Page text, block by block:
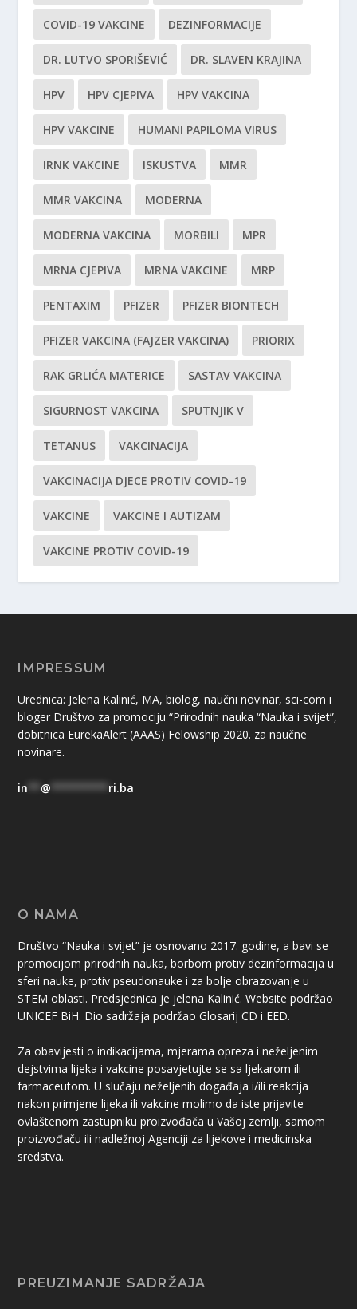
COVID-19 VAKCINE DEZINFORMACIJE
DR. LUTVO SPORIŠEVIĆ DR. SLAVEN KRAJINA
HPV HPV CJEPIVA HPV VAKCINA
HPV VAKCINE HUMANI PAPILOMA VIRUS
IRNK VAKCINE ISKUSTVA MMR
MMR VAKCINA MODERNA
MODERNA VAKCINA MORBILI MPR
MRNA CJEPIVA MRNA VAKCINE MRP
PENTAXIM PFIZER PFIZER BIONTECH
PFIZER VAKCINA (FAJZER VAKCINA) PRIORIX
RAK GRLIĆA MATERICE SASTAV VAKCINA
SIGURNOST VAKCINA SPUTNJIK V
TETANUS VAKCINACIJA
VAKCINACIJA DJECE PROTIV COVID-19
VAKCINE VAKCINE I AUTIZAM
VAKCINE PROTIV COVID-19
IMPRESSUM
Urednica: Jelena Kalinić, MA, biolog, naučni novinar, sci-com i
bloger Društvo za promociju “Prirodnih nauka “Nauka i svijet”,
dobitnica EurekaAlert (AAAS) Felowship 2020. za naučne
novinare.
in @ ri.ba
O NAMA
Društvo “Nauka i svijet” je osnovano 2017. godine, a bavi se
promocijom prirodnih nauka, borbom protiv dezinformacija u
sferi nauke, protiv pseudonauke i za bolje obrazovanje u
STEM oblasti. Predsjednica je jelena Kalinić. Website podržao
UNICEF BiH. Dio sadržaja podržao Glosarij CD i EED.
Za obavijesti o indikacijama, mjerama opreza i neželjenim
dejstvima lijeka i vakcine posavjetujte se sa ljekarom ili
farmaceutom. U slučaju neželjenih događaja i/ili reakcija
nakon primjene lijeka ili vakcine molimo da iste prijavite
ovlaštenom zastupniku proizvođača u Vašoj zemlji, samom
proizvođaču ili nadležnoj Agenciji za lijekove i medicinska
sredstva.
PREUZIMANJE SADRŽAJA